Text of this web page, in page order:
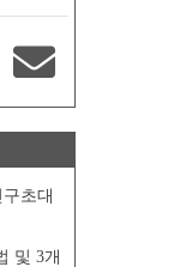
초대
및 3개